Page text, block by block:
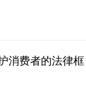
消费者的法律框